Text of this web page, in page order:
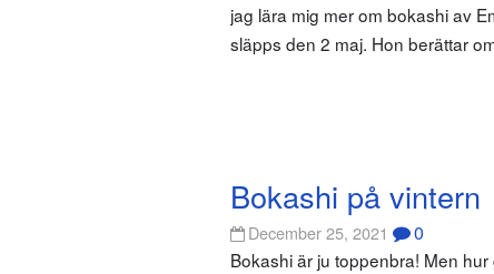
jag lära mig mer om bokashi av
släpps den 2 maj. Hon berättar
Bokashi på vintern
December 25, 2021 0
Bokashi är ju toppenbra! Men